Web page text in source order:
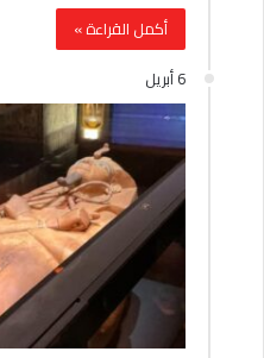
أكمل القراءة »
6 أبريل